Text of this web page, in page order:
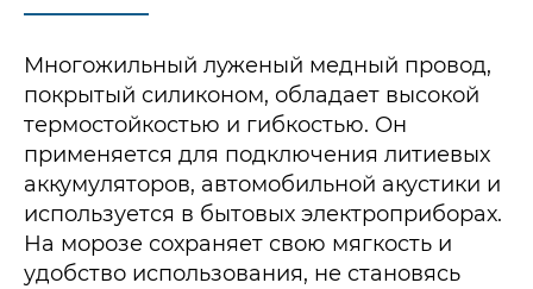
Многожильный луженый медный провод,
покрытый силиконом, обладает высокой
термостойкостью и гибкостью. Он
применяется для подключения литиевых
аккумуляторов, автомобильной акустики и
используется в бытовых электроприборах.
На морозе сохраняет свою мягкость и
удобство использования, не становясь